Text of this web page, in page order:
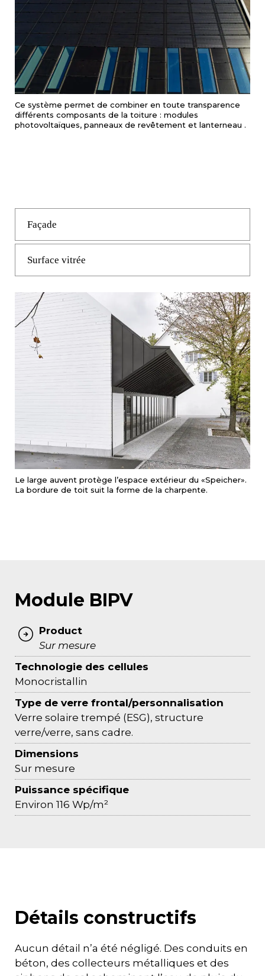
Ce système permet de combiner en toute transparence
différents composants de la toiture : modules
photovoltaïques, panneaux de revêtement et lanterneau .
Façade
Surface vitrée
Le large auvent protège l’espace extérieur du «Speicher».
La bordure de toit suit la forme de la charpente.
Module BIPV
Product
Sur mesure
Technologie des cellules
Monocristallin
Type de verre frontal/personnalisation
Verre solaire trempé (ESG), structure
verre/verre, sans cadre.
Dimensions
Sur mesure
Puissance spécifique
Environ 116 Wp/m²
Détails constructifs
Aucun détail n’a été négligé. Des conduits en
béton, des collecteurs métalliques et des